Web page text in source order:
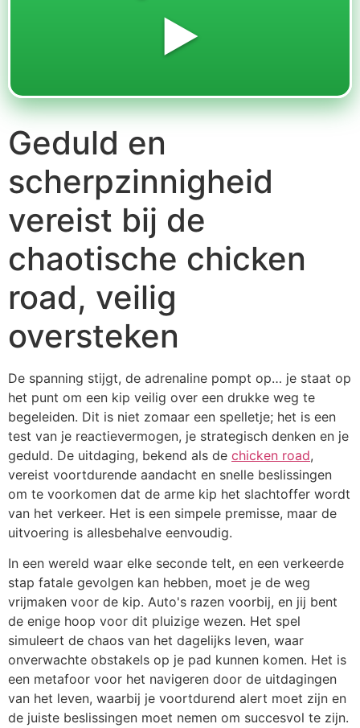
▶️
Geduld en
scherpzinnigheid
vereist bij de
chaotische chicken
road, veilig
oversteken
De spanning stijgt, de adrenaline pompt op… je staat op
het punt om een kip veilig over een drukke weg te
begeleiden. Dit is niet zomaar een spelletje; het is een
test van je reactievermogen, je strategisch denken en je
geduld. De uitdaging, bekend als de chicken road,
vereist voortdurende aandacht en snelle beslissingen
om te voorkomen dat de arme kip het slachtoffer wordt
van het verkeer. Het is een simpele premisse, maar de
uitvoering is allesbehalve eenvoudig.
In een wereld waar elke seconde telt, en een verkeerde
stap fatale gevolgen kan hebben, moet je de weg
vrijmaken voor de kip. Auto's razen voorbij, en jij bent
de enige hoop voor dit pluizige wezen. Het spel
simuleert de chaos van het dagelijks leven, waar
onverwachte obstakels op je pad kunnen komen. Het is
een metafoor voor het navigeren door de uitdagingen
van het leven, waarbij je voortdurend alert moet zijn en
de juiste beslissingen moet nemen om succesvol te zijn.